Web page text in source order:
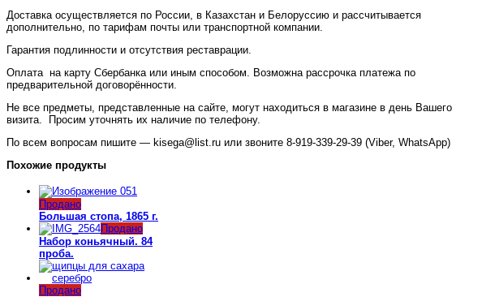
Доставка осуществляется по России, в Казахстан и Белоруссию и рассчитывается
дополнительно, по тарифам почты или транспортной компании.
Гарантия подлинности и отсутствия реставрации.
Оплата на карту Сбербанка или иным способом. Возможна рассрочка платежа по
предварительной договорённости.
Не все предметы, представленные на сайте, могут находиться в магазине в день Вашего
визита. Просим уточнять их наличие по телефону.
По всем вопросам пишите — kisega@list.ru или звоните 8-919-339-29-39 (Viber, WhatsApp)
Похожие продукты
Продано
Большая стопа, 1865 г.
Продано
Набор коньячный. 84
проба.
Продано